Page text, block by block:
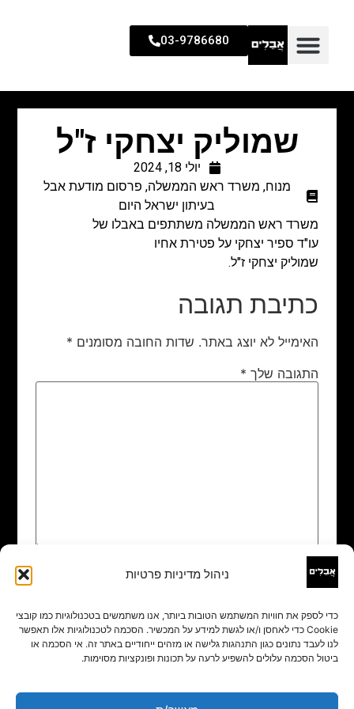
ניהול מדיניות פרטיות
כדי לספק את חוויות המשתמש הטובות ביותר, אנו משתמשים בטכנולוגיות כמו קובצי
Cookie כדי לאחסן ו/או לגשת למידע על המכשיר. הסכמה לטכנולוגיות אלו תאפשר
לנו לעבד נתונים כגון התנהגות גלישה או מזהים ייחודיים באתר זה. אי הסכמה או
ביטול הסכמה עלולים להשפיע לרעה על תכונות ופונקציות מסוימות.
03-9786680
שמוליק יצחקי ז"ל
יולי 18, 2024
מנוח, משרד ראש הממשלה, פרסום מודעת אבל
בעיתון ישראל היום
משרד ראש הממשלה משתתפים באבלו של
עו"ד ספיר יצחקי על פטירת אחיו
שמוליק יצחקי ז"ל.
כתיבת תגובה
האימייל לא יוצג באתר. שדות החובה מסומנים *
התגובה שלך *
שם
אימייל*